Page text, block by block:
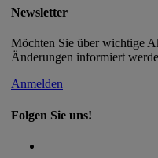
Newsletter
Möchten Sie über wichtige
Änderungen informiert
Anmelden
Folgen Sie uns!